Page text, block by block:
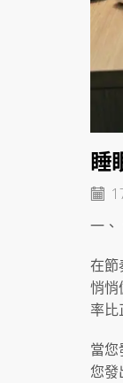
睡
一
在節
悄悄
率比
當
您發